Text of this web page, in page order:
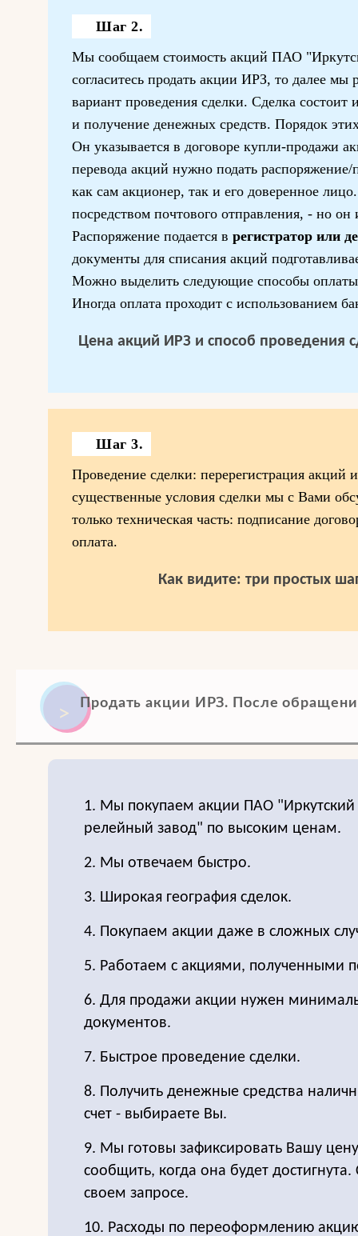
Шаг 2.
Мы сообщаем стоимость акций ПАО
согласитесь продать акции ИРЗ, то далее мы
вариант проведения сделки. Сделка состоит
и получение денежных средств. Порядок
Он указывается в договоре купли-продажи
перевода акций нужно подать
как сам акционер, так и его доверенное
посредством почтового отправления, - но он
Распоряжение подается в регистратор или
документы для списания акций
Можно выделить следующие способы
Иногда оплата проходит с использованием
Цена акций ИРЗ и способ проведения
Шаг 3.
Проведение сделки: перерегистрация акций
существенные условия сделки мы с Вами
только техническая часть: подписание
оплата.
Как видите: три простых
Продать акции ИРЗ. После
1. Мы покупаем акции ПАО "Иркутский
релейный завод" по высоким ценам.
2. Мы отвечаем быстро.
3. Широкая география сделок.
4. Покупаем акции даже в сложных
5. Работаем с акциями, полученными
6. Для продажи акции нужен
документов.
7. Быстрое проведение сделки.
8. Получить денежные средства
счет - выбираете Вы.
9. Мы готовы зафиксировать Вашу
сообщить, когда она будет
своем запросе.
10. Расходы по переоформлению